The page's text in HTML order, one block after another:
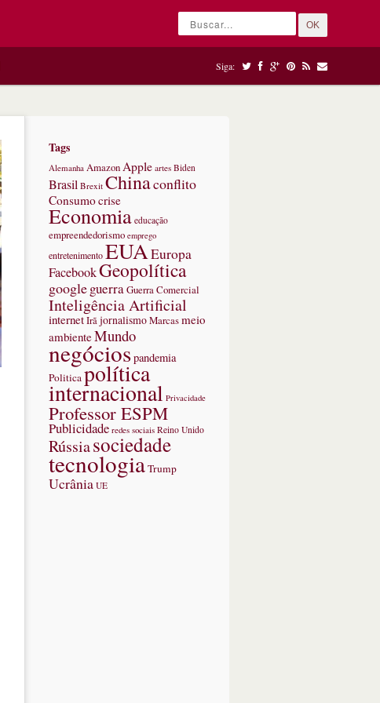
OK
Siga:
Tags
Alemanha Amazon Apple artes Biden
Brasil Brexit Chinaconflito
Consumocrise
Economia educação
empreendedorismo emprego
entretenimentoEUAEuropa
FacebookGeopolítica
googleguerraGuerra Comercial
Inteligência Artificial
internetIrãjornalismoMarcasmeio
ambienteMundo
negóciospandemia
Politicapolítica
internacional Privacidade
Professor ESPM
Publicidade redes sociais Reino Unido
Rússiasociedade
tecnologiaTrump
Ucrânia UE